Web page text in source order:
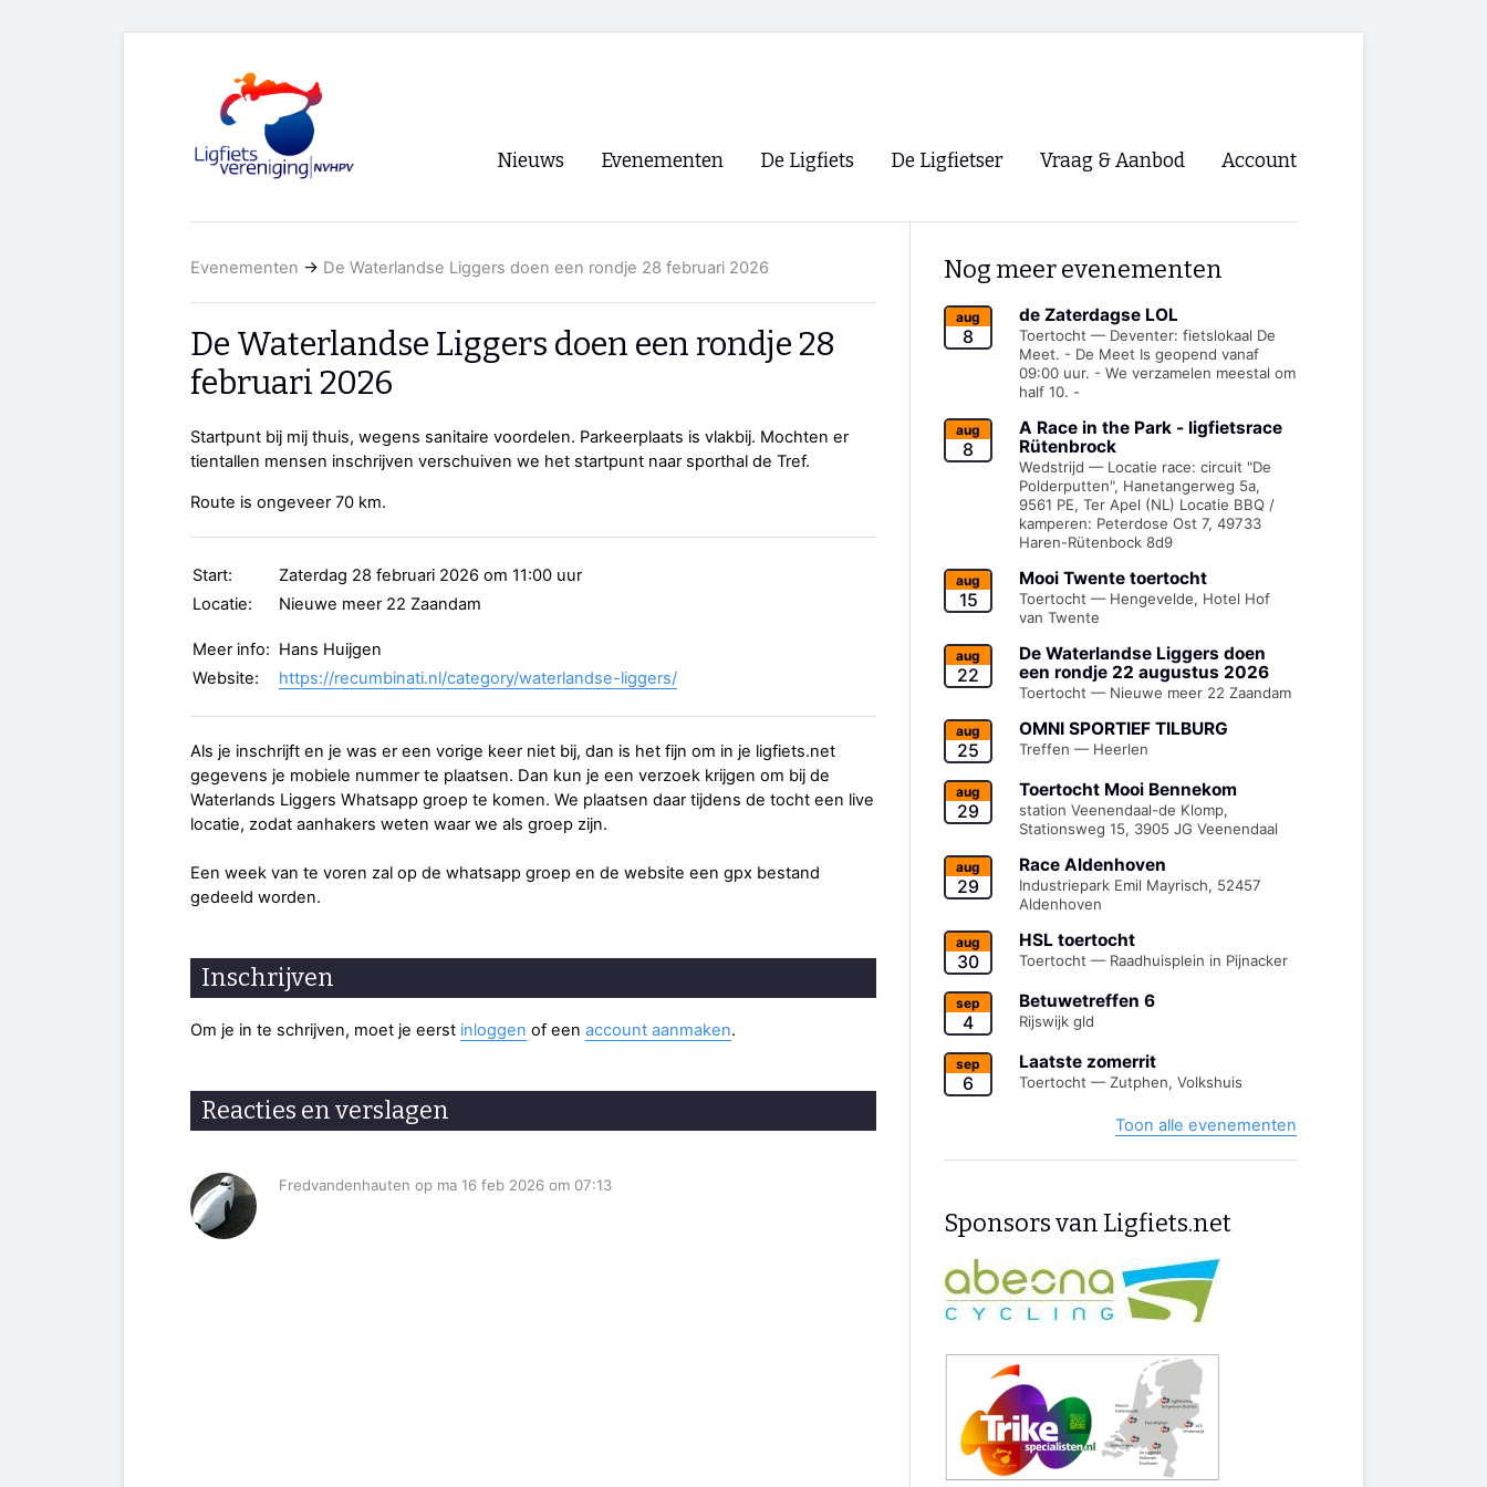
Nieuws Evenementen
WK Ligfietsen 2026
Oliebollentocht
De Ligfiets De Ligfietser
Ligfietsvereninging NVHPV
Lokale Fietsverenigingen
EHPVA & EuSupino 🡺
Forum ligfietsers.nl 🡺
Vraag & Aanbod Account
Registreren
Evenementen → De Waterlandse Liggers doen een rondje 28 februari 2026
De Waterlandse Liggers doen een rondje 28
februari 2026
Startpunt bij mij thuis, wegens sanitaire voordelen. Parkeerplaats is vlakbij. Mochten er
tientallen mensen inschrijven verschuiven we het startpunt naar sporthal de Tref.
Route is ongeveer 70 km.
Start:
Zaterdag 28 februari 2026 om 11:00 uur
Locatie:
Nieuwe meer 22 Zaandam
Meer info: Hans Huijgen
Website:
https://recumbinati.nl/category/waterlandse-liggers/
Als je inschrijft en je was er een vorige keer niet bij, dan is het fijn om in je ligfiets.net
gegevens je mobiele nummer te plaatsen. Dan kun je een verzoek krijgen om bij de
Waterlands Liggers Whatsapp groep te komen. We plaatsen daar tijdens de tocht een live
locatie, zodat aanhakers weten waar we als groep zijn.
Een week van te voren zal op de whatsapp groep en de website een gpx bestand
gedeeld worden.
Inschrijven
Om je in te schrijven, moet je eerst inloggen of een account aanmaken.
Reacties en verslagen
Fredvandenhauten op ma 16 feb 2026 om 07:13
Nog meer evenementen
aug
8
de Zaterdagse LOL
Toertocht — Deventer: fietslokaal De
Meet. - De Meet Is geopend vanaf
09:00 uur. - We verzamelen meestal om
half 10. -
aug
8
A Race in the Park - ligfietsrace
Rütenbrock
Wedstrijd — Locatie race: circuit "De
Polderputten", Hanetangerweg 5a,
9561 PE, Ter Apel (NL) Locatie BBQ /
kamperen: Peterdose Ost 7, 49733
Haren-Rütenbock 8d9
aug
15
Mooi Twente toertocht
Toertocht — Hengevelde, Hotel Hof
van Twente
aug
22
De Waterlandse Liggers doen
een rondje 22 augustus 2026
Toertocht — Nieuwe meer 22 Zaandam
aug
25
OMNI SPORTIEF TILBURG
Treffen — Heerlen
aug
29
Toertocht Mooi Bennekom
station Veenendaal-de Klomp,
Stationsweg 15, 3905 JG Veenendaal
aug
29
Race Aldenhoven
Industriepark Emil Mayrisch, 52457
Aldenhoven
aug
30
HSL toertocht
Toertocht — Raadhuisplein in Pijnacker
sep
4
Betuwetreffen 6
Rijswijk gld
sep
6
Laatste zomerrit
Toertocht — Zutphen, Volkshuis
Toon alle evenementen
Sponsors van Ligfiets.net